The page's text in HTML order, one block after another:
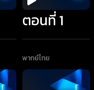
ตอนที่ 1
พากย์ไทย